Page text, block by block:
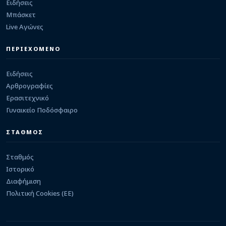
στην Πλαταριά η Θύελλα Κατσικά
Ειδήσεις
Μπάσκετ
Live Αγώνες
ΠΕΡΙΕΧΟΜΕΝΟ
Ειδήσεις
Αρθρογραφίες
Ερασιτεχνικό
Γυναικείο Ποδόσφαιρο
ΣΤΑΘΜΟΣ
Σταθμός
Ιστορικό
Διαφήμιση
Πολιτική Cookies (ΕΕ)